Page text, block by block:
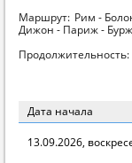
Маршрут: Рим -
Дижон - Париж -
Продолжительность:
Дата начала
13.09.2026,